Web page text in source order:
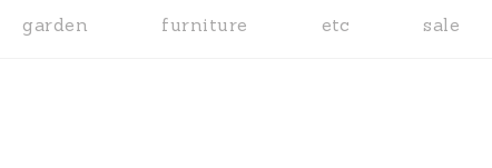
garden furniture etc sale